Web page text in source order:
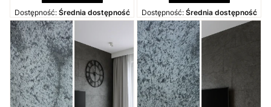
Dostępność: Średnia dostępność Dostępność: Średnia dostępność